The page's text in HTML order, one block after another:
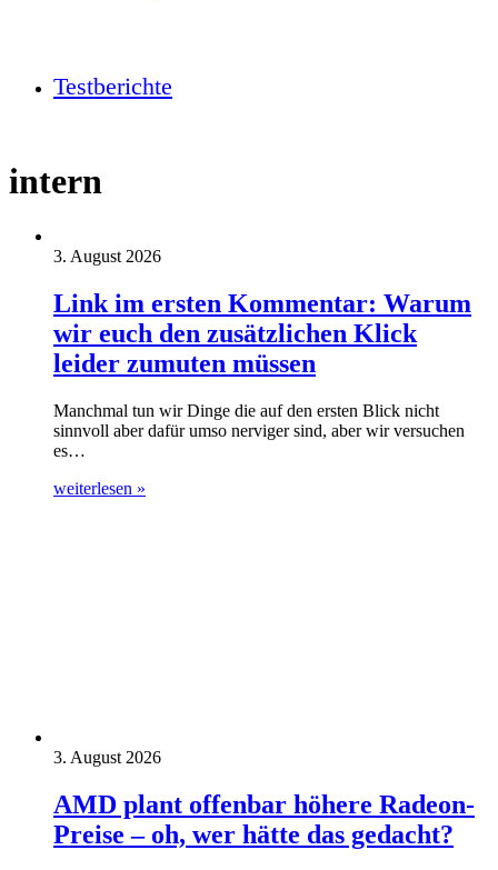
Testberichte
intern
3. August 2026
Link im ersten Kommentar: Warum
wir euch den zusätzlichen Klick
leider zumuten müssen
Manchmal tun wir Dinge die auf den ersten Blick nicht
sinnvoll aber dafür umso nerviger sind, aber wir versuchen
es…
weiterlesen »
3. August 2026
AMD plant offenbar höhere Radeon-
Preise – oh, wer hätte das gedacht?